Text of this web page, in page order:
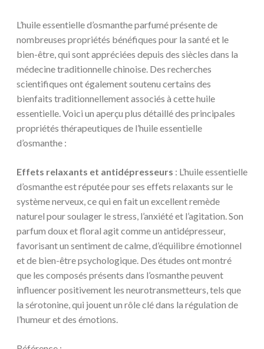
L’huile essentielle d’osmanthe parfumé présente de
nombreuses propriétés bénéfiques pour la santé et le
bien-être, qui sont appréciées depuis des siècles dans la
médecine traditionnelle chinoise. Des recherches
scientifiques ont également soutenu certains des
bienfaits traditionnellement associés à cette huile
essentielle. Voici un aperçu plus détaillé des principales
propriétés thérapeutiques de l’huile essentielle
d’osmanthe :
Effets relaxants et antidépresseurs : L’huile essentielle
d’osmanthe est réputée pour ses effets relaxants sur le
système nerveux, ce qui en fait un excellent remède
naturel pour soulager le stress, l’anxiété et l’agitation. Son
parfum doux et floral agit comme un antidépresseur,
favorisant un sentiment de calme, d’équilibre émotionnel
et de bien-être psychologique. Des études ont montré
que les composés présents dans l’osmanthe peuvent
influencer positivement les neurotransmetteurs, tels que
la sérotonine, qui jouent un rôle clé dans la régulation de
l’humeur et des émotions.